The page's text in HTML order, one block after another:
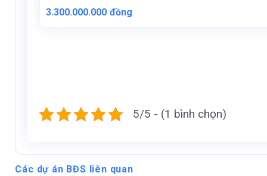
3.300.000.000 đồng
5/5 - (1 bình chọn)
Các dự án BĐS liên quan